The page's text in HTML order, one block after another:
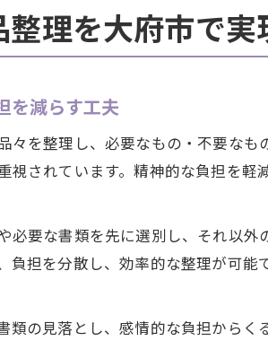
遺品整理を笑顔
遺品整理を
負担を減ら
地域に合っ
遺品整理で
形見分けと
遺品整理で
理を大府市で実
を減らす工夫
々を整理し、必要なもの・不要な
視されています。精神的な負担を
必要な書類を先に選別し、それ以
負担を分散し、効率的な整理が可
類の見落とし、感情的な負担から